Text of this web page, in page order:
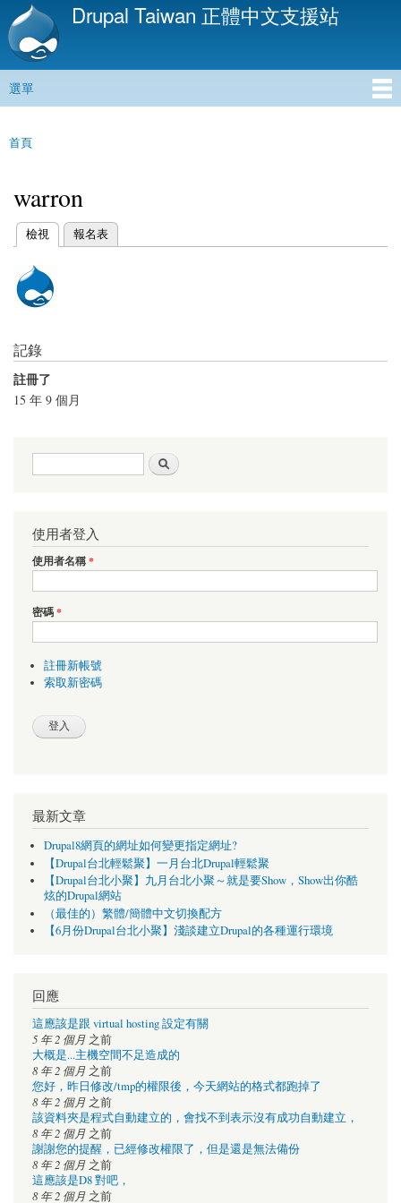
移
內
Drupal Taiwan 正體中文支援站
主選單
選單
您在這裡
首頁
warron
主要索引標籤
檢視
(作用中頁籤) 報名表
記錄
註冊了
15 年 9 個月
搜尋表單
使用者登入
使用者名稱*
密碼*
註冊新帳號
索取新密碼
最新文章
Drupal8網頁的網址如何變更指定網址?
【Drupal台北輕鬆聚】一月台北Drupal輕鬆聚
【Drupal台北小聚】九月台北小聚～就是要Show，Show出你酷
炫的Drupal網站
（最佳的）繁體/簡體中文切換配方
【6月份Drupal台北小聚】淺談建立Drupal的各種運行環境
回應
這應該是跟 virtual hosting 設定有關
5 年 2 個月 之前
大概是...主機空間不足造成的
8 年 2 個月 之前
您好，昨日修改/tmp的權限後，今天網站的格式都跑掉了
8 年 2 個月 之前
該資料夾是程式自動建立的，會找不到表示沒有成功自動建立，
8 年 2 個月 之前
謝謝您的提醒，已經修改權限了，但是還是無法備份
8 年 2 個月 之前
這應該是D8 對吧，
8 年 2 個月 之前